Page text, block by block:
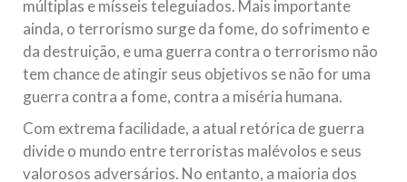
múltiplas e mísseis teleguiados. Mais importante
ainda, o terrorismo surge da fome, do sofrimento e
da destruição, e uma guerra contra o terrorismo não
tem chance de atingir seus objetivos se não for uma
guerra contra a fome, contra a miséria humana.
Com extrema facilidade, a atual retórica de guerra
divide o mundo entre terroristas malévolos e seus
valorosos adversários. No entanto, a maioria dos